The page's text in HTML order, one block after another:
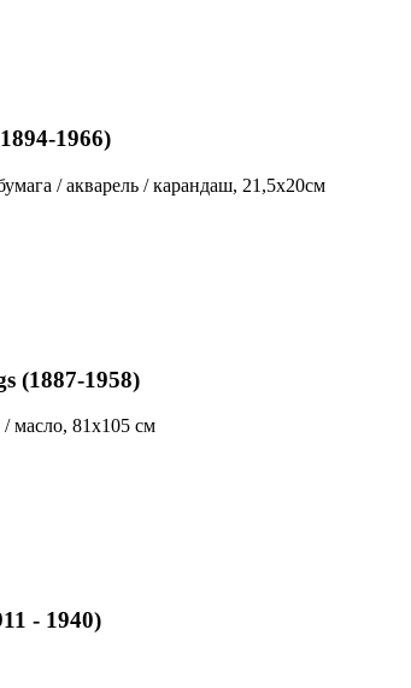
1966)
/ акварель / карандаш, 21,5х20см
(1887-1958)
масло, 81x105 см
- 1940)